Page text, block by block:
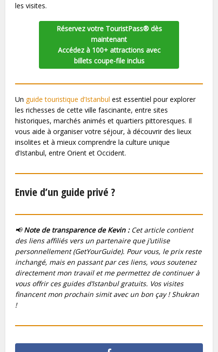
les visites.
Réservez votre TouristPass® dès
maintenant
Accédez à 100+ attractions avec
billets coupe-file inclus
Un guide touristique d’Istanbul est essentiel pour explorer
les richesses de cette ville fascinante, entre sites
historiques, marchés animés et quartiers pittoresques. Il
vous aide à organiser votre séjour, à découvrir des lieux
insolites et à mieux comprendre la culture unique
d’Istanbul, entre Orient et Occident.
Envie d’un guide privé ?
📢Note de transparence de Kevin :Cet article contient
des liens affiliés vers un partenaire que j’utilise
personnellement (GetYourGuide). Pour vous, le prix reste
inchangé, mais en passant par ces liens, vous soutenez
directement mon travail et me permettez de continuer à
vous offrir ces guides d’Istanbul gratuits. Vos visites
financent mon prochainsimitavec un bon çay! Shukran
!